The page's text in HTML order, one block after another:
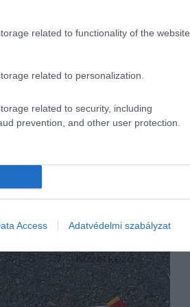
related to functionality of the website
related to personalization.
related to security, including
prevention, and other user protection.
Access Adatvédelmi szabályzat
4 5 … 7 Következő